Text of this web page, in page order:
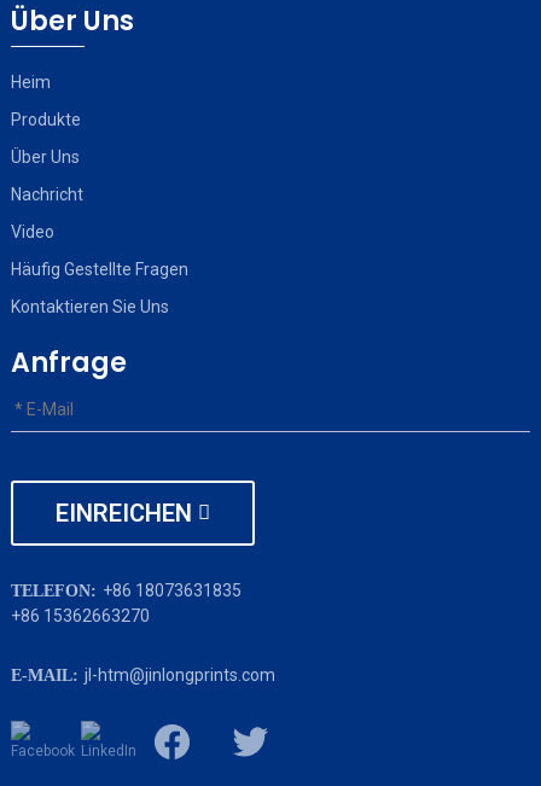
Über Uns
Heim
Produkte
Über Uns
Nachricht
Video
Häufig Gestellte Fragen
Kontaktieren Sie Uns
Anfrage
EINREICHEN
TELEFON: +86 18073631835
+86 15362663270
E-MAIL: jl-htm@jinlongprints.com